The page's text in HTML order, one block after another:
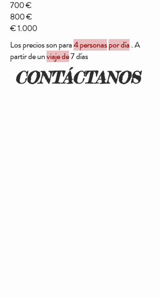
700 €
800 €
€ 1.000
Los precios son para4 personaspor día. A
partir de unviaje de7 días
CONTÁCTANOS